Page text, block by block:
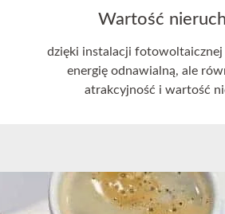
Wartość
dzięki instalacji fotowoltaicznej
energię odnawialną, ale
atrakcyjność i wartość